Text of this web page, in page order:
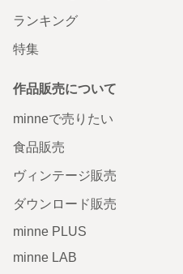
ランキング
特集
作品販売について
minneで売りたい
食品販売
ヴィンテージ販売
ダウンロード販売
minne PLUS
minne LAB